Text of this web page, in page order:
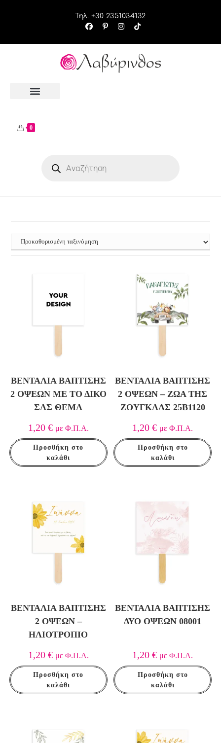
Τηλ. +30 2351034132
0
ΒΕΝΤΆΛΙΑ ΒΆΠΤΙΣΗΣ
2 ΌΨΕΩΝ ΜΕ ΤΟ ΔΙΚΌ
ΣΑΣ ΘΈΜΑ
1,20 € με Φ.Π.Α.
Προσθήκη στο
καλάθι
ΒΕΝΤΆΛΙΑ ΒΆΠΤΙΣΗΣ
2 ΌΨΕΩΝ – ΖΏΑ ΤΗΣ
ΖΟΎΓΚΛΑΣ 25B1120
1,20€ με Φ.Π.Α.
Προσθήκη στο
καλάθι
ΒΕΝΤΆΛΙΑ ΒΆΠΤΙΣΗΣ
2 ΌΨΕΩΝ –
ΗΛΙΟΤΡΌΠΙO
1,20 € με Φ.Π.Α.
Προσθήκη στο
καλάθι
ΒΕΝΤΆΛΙΑ ΒΆΠΤΙΣΗΣ
ΔΎΟ ΌΨΕΩΝ 08001
1,20€ με Φ.Π.Α.
Προσθήκη στο
καλάθι